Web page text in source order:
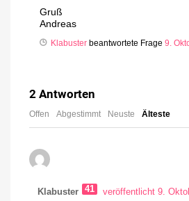
Gruß
Andreas
Klabuster beantwortete Frage 9.
2 Antworten
Offen Abgestimmt Neuste Älteste
Klabuster 41
veröffentlicht 9.